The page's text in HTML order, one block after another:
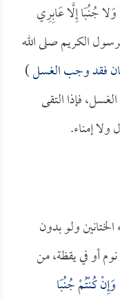
وَلا جُنُبًا إِلَّا عَابِرِي
والرسول الكريم صلى الله
فقد وجب الغسل)
فإذا التقى
إمناء.
ولو بدون
أو في يقظة، من
وَإِنْ كُنْتُمْ جُنُبًا